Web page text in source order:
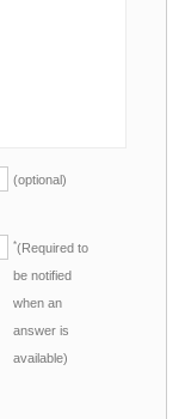
(optional)
*(Required to
be notified
when an
answer is
available)